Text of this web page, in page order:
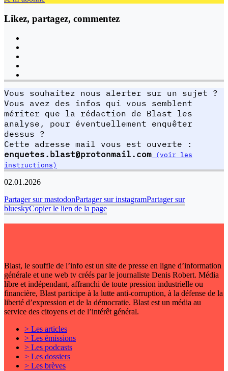
Likez, partagez, commentez
Vous souhaitez nous alerter sur un sujet ?
Vous avez des infos qui vous semblent
mériter que la rédaction de Blast les
analyse, pour éventuellement enquêter
dessus ?
Cette adresse mail vous est ouverte :
enquetes.blast@protonmail.com (voir les
instructions)
02.01.2026
Partager sur mastodonPartager sur instagramPartager sur
blueskyCopier le lien de la page
Blast, le souffle de l’info est un site de presse en ligne d’information
générale et une web tv créés par le journaliste Denis Robert. Média
libre et indépendant, affranchi de toute pression industrielle ou
financière, Blast participe à la lutte anti-corruption, à la défense de la
liberté d’expression et de la démocratie. Blast est un média au
service des citoyens et de l’intérêt général.
> Les articles
> Les émissions
> Les podcasts
> Les dossiers
> Les brèves